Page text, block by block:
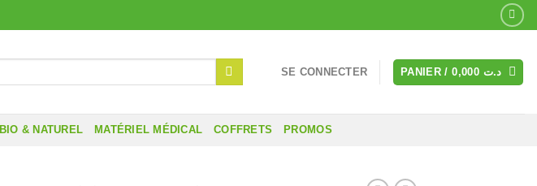
SE CONNECTER PANIER / د.ت
BIO & NATUREL MATÉRIEL MÉDICAL COFFRETS PROMOS